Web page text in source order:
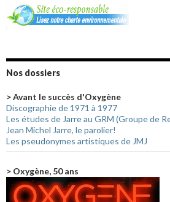
Nos dossiers
> Avant le succès d'Oxygène
Discographie de 1971 à 1977
Les études de Jarre au GRM (Groupe de
Jean Michel Jarre, le parolier!
Les pseudonymes artistiques de JMJ
> Oxygène, 50 ans